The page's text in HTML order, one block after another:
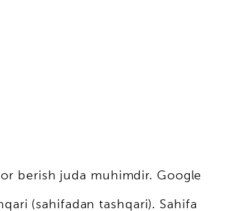
berish juda muhimdir. Google
(sahifadan tashqari). Sahifa